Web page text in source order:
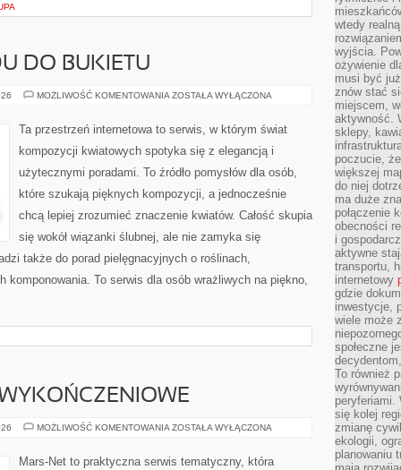
DO BUKIETU
MOŻLIWOŚĆ KOMENTOWANIA KWIATY
BUKIETU
ZOSTAŁA WYŁĄCZONA
Ta przestrzeń internetowa to serwis, w którym świat
kompozycji kwiatowych spotyka się z elegancją i
użytecznymi poradami. To źródło pomysłów dla osób,
które szukają pięknych kompozycji, a jednocześnie
chcą lepiej zrozumieć znaczenie kwiatów. Całość skupia
się wokół wiązanki ślubnej, ale nie zamyka się
także do porad pielęgnacyjnych o roślinach,
komponowania. To serwis dla osób wrażliwych na piękno,
MOŻLIWOŚĆ KOMENTOWANIA LISTWY
WYKOŃCZENIOWE
ZOSTAŁA WYŁĄCZONA
Mars-Net to praktyczna serwis tematyczny, która
wtedy
wyjścia.
ożywienie
musi być
znów stać
miejscem,
aktywność.
sklepy,
poczucie,
większej
do niej
ma duże
połączenie
obecności
i
aktywne
transportu,
internetowy
gdzie
inwestycje,
wiele może
społeczne
To również
peryferiami.
się kolej
zmianę
ekologii,
planowaniu